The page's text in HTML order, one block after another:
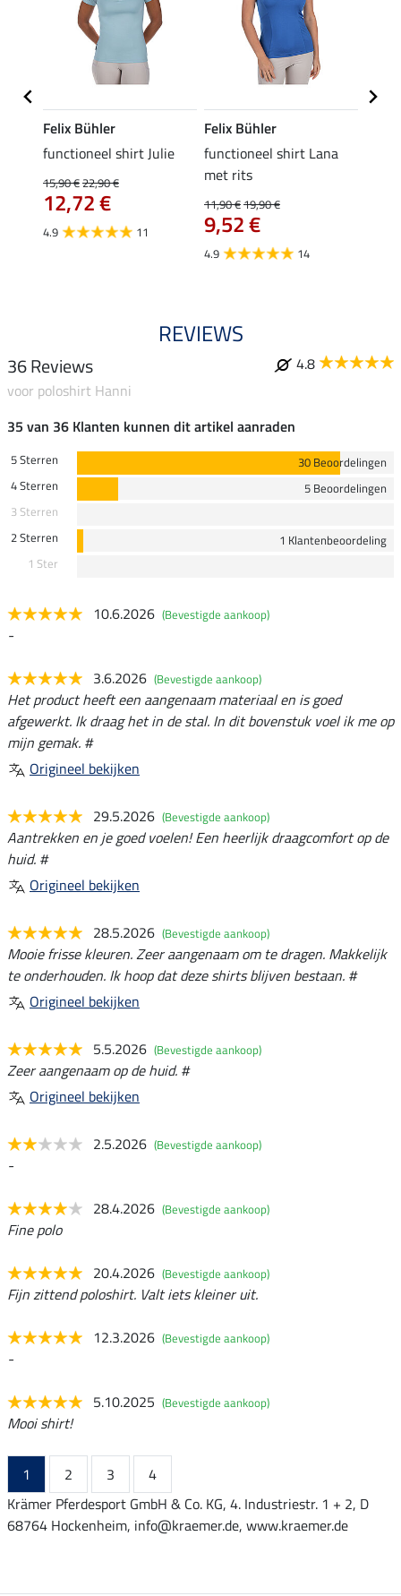
Felix Bühler
functioneel shirt Julie
15,90 €22,90 €
12,72 €
4.9 11
Felix Bühler
functioneel shirt Lana
met rits
11,90 €19,90 €
9,52 €
4.9 14
REVIEWS
36 Reviews
4.8
voor poloshirt Hanni
35 van 36 Klanten kunnen dit artikel aanraden
5 Sterren
30 Beoordelingen
4 Sterren
5 Beoordelingen
3 Sterren
2 Sterren
1 Klantenbeoordeling
1 Ster
10.6.2026 (Bevestigde aankoop)
-
3.6.2026 (Bevestigde aankoop)
Het product heeft een aangenaam materiaal en is goed
afgewerkt. Ik draag het in de stal. In dit bovenstuk voel ik me op
mijn gemak. #
Origineel bekijken
29.5.2026 (Bevestigde aankoop)
Aantrekken en je goed voelen! Een heerlijk draagcomfort op de
huid. #
Origineel bekijken
28.5.2026 (Bevestigde aankoop)
Mooie frisse kleuren. Zeer aangenaam om te dragen. Makkelijk
te onderhouden. Ik hoop dat deze shirts blijven bestaan. #
Origineel bekijken
5.5.2026 (Bevestigde aankoop)
Zeer aangenaam op de huid. #
Origineel bekijken
2.5.2026 (Bevestigde aankoop)
-
28.4.2026 (Bevestigde aankoop)
Fine polo
20.4.2026 (Bevestigde aankoop)
Fijn zittend poloshirt. Valt iets kleiner uit.
12.3.2026 (Bevestigde aankoop)
-
5.10.2025 (Bevestigde aankoop)
Mooi shirt!
1 2 3
4
Krämer Pferdesport GmbH & Co. KG, 4. Industriestr. 1 + 2, D
68764 Hockenheim, info@kraemer.de, www.kraemer.de